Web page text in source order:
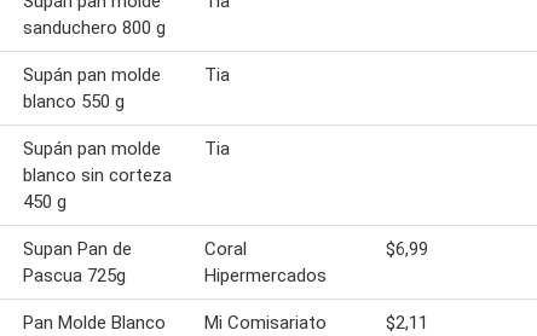
sanduchero 800 g
Supán pan molde
blanco 550 g
Tia
Supán pan molde
blanco sin corteza
450 g
Tia
Supan Pan de
Pascua 725g
Coral
Hipermercados
$6,99
Pan Molde Blanco
Mi Comisariato $2,11